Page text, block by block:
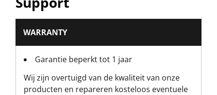
0.68
Productbreedte [mm]
12-punten
WARRANTY
Garantie beperkt tot 1 jaar
Wij zijn overtuigd van de kwaliteit van onze
producten en repareren kosteloos eventuele